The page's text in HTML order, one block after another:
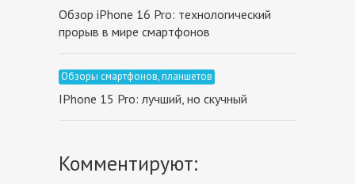
Обзор iPhone 16 Pro: технологический
прорыв в мире смартфонов
Обзоры смартфонов, планшетов
IPhone 15 Pro: лучший, но cкучный
Комментируют: